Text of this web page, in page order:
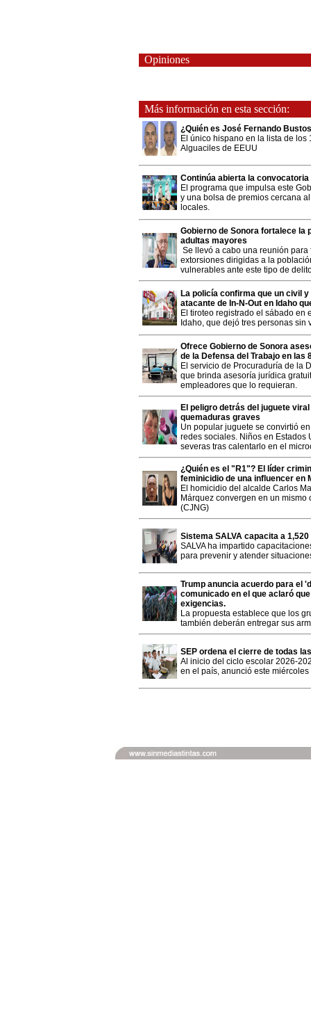
Opiniones
Más información en esta sección:
¿Quién es José Fernando
El único hispano en la lista de
Alguaciles de EEUU
Continúa abierta la
El programa que impulsa este
y una bolsa de premios cercana
locales.
Gobierno de Sonora fortalece
adultas mayores
Se llevó a cabo una reunión
extorsiones dirigidas a la
vulnerables ante este tipo de
La policía confirma que un civil
atacante de In-N-Out en Idaho
El tiroteo registrado el sábado en
Idaho, que dejó tres personas
Ofrece Gobierno de Sonora
de la Defensa del Trabajo en las
El servicio de Procuraduría de la
que brinda asesoría jurídica
empleadores que lo requieran.
El peligro detrás del juguete
quemaduras graves
Un popular juguete se convirtió
redes sociales. Niños en
severas tras calentarlo en el
¿Quién es el "R1"? El líder
feminicidio de una influencer en
El homicidio del alcalde Carlos
Márquez convergen en un
(CJNG)
Sistema SALVA capacita a
SALVA ha impartido
para prevenir y atender
Trump anuncia acuerdo para el
comunicado en el que aclaró
exigencias.
La propuesta establece que los
también deberán entregar sus
SEP ordena el cierre de todas
Al inicio del ciclo escolar 2026-
en el país, anunció este